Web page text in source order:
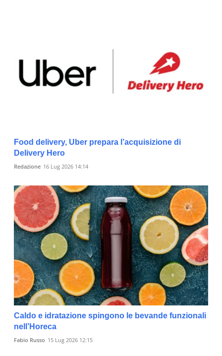
Food delivery, Uber prepara l’acquisizione di
Delivery Hero
Redazione 16 Lug 2026 14:14
Caldo e idratazione spingono le bevande funzionali
nell’Horeca
Fabio Russo 15 Lug 2026 12:15